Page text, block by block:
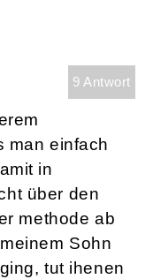
9 Antwort
man einfach
in
über den
methode ab
Sohn
tut ihenen